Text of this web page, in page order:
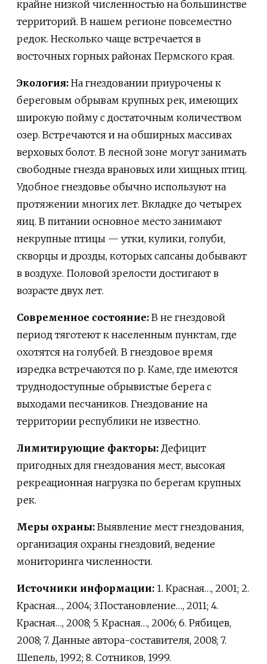
крайне низкой численностью на большинстве
территорий. В нашем регионе повсеместно
редок. Несколько чаще встречается в
восточных горных районах Пермского края.
Экология: На гнездовании приурочены к
береговым обрывам крупных рек, имеющих
широкую пойму с достаточным количеством
озер. Встречаются и на обширных массивах
верховых болот. В лесной зоне могут занимать
свободные гнезда врановых или хищных птиц.
Удобное гнездовье обычно используют на
протяжении многих лет. Вкладке до четырех
яиц. В питании основное место занимают
некрупные птицы — утки, кулики, голуби,
скворцы и дрозды, которых сапсаны добывают
в воздухе. Половой зрелости достигают в
возрасте двух лет.
Современное состояние: В не гнездовой
период тяготеют к населенным пунктам, где
охотятся на голубей. В гнездовое время
изредка встречаются по р. Каме, где имеются
труднодоступные обрывистые берега с
выходами песчаников. Гнездование на
территории республики не известно.
Лимитирующие факторы: Дефицит
пригодных для гнездования мест, высокая
рекреационная нагрузка по берегам крупных
рек.
Меры охраны: Выявление мест гнездования,
организация охраны гнездовий, ведение
мониторинга численности.
Источники информации: 1. Красная…, 2001; 2.
Красная…, 2004; 3.Постановление…, 2011; 4.
Красная…, 2008; 5. Красная…, 2006; 6. Рябицев,
2008; 7. Данные автора-составителя, 2008; 7.
Шепель, 1992; 8. Сотников, 1999.